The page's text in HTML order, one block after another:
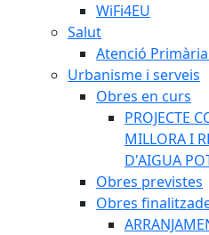
WiFi4EU
Salut
Atenció
Urbanisme i serveis
Obres en curs
PROJECTE
MILLORA I
D'AIGUA
Obres previstes
Obres